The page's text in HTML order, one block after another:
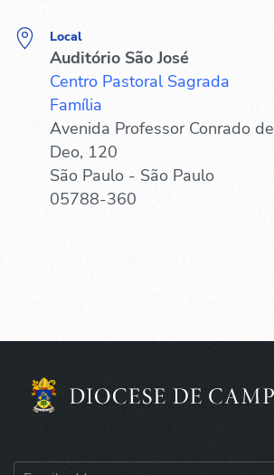
Local
Auditório São José
Centro Pastoral Sagrada
Família
Avenida Professor Conrado de
Deo, 120
São Paulo - São Paulo
05788-360